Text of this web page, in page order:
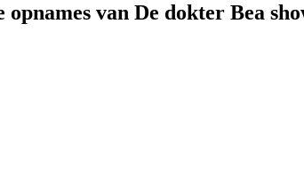
van De dokter Bea